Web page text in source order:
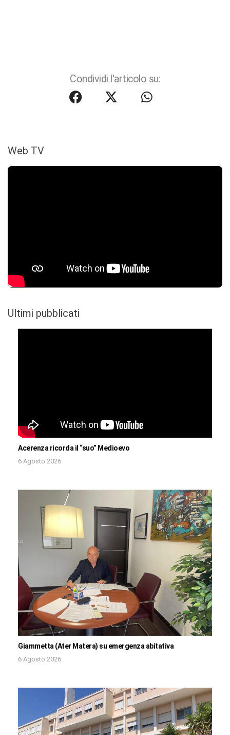
Condividi l'articolo su:
Web TV
Ultimi pubblicati
Acerenza ricorda il “suo” Medioevo
6 Agosto 2026
Giammetta (Ater Matera) su emergenza abitativa
6 Agosto 2026